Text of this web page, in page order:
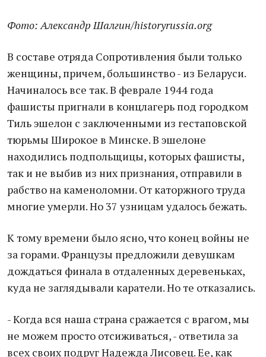
Фото: Александр Шалгин/historyrussia.org
В составе отряда Сопротивления были только
женщины, причем, большинство - из Беларуси.
Начиналось все так. В феврале 1944 года
фашисты пригнали в концлагерь под городком
Тиль эшелон с заключенными из гестаповской
тюрьмы Широкое в Минске. В эшелоне
находились подпольщицы, которых фашисты,
так и не выбив из них признания, отправили в
рабство на каменоломни. От каторжного труда
многие умерли. Но 37 узницам удалось бежать.
К тому времени было ясно, что конец войны не
за горами. Французы предложили девушкам
дождаться финала в отдаленных деревеньках,
куда не заглядывали каратели. Но те отказались.
- Когда вся наша страна сражается с врагом, мы
не можем просто отсиживаться, - ответила за
всех своих подруг Надежда Лисовец. Ее, как